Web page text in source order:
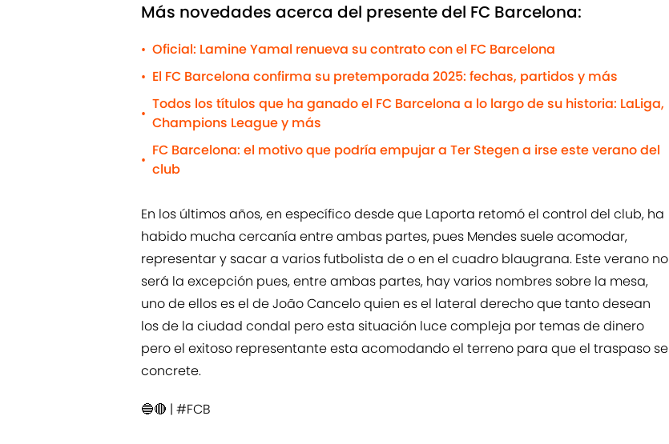
Más novedades acerca del presente del FC Barcelona:
• Oficial: Lamine Yamal renueva su contrato con el FC Barcelona
• El FC Barcelona confirma su pretemporada 2025: fechas, partidos y más
•
Todos los títulos que ha ganado el FC Barcelona a lo largo de su historia: LaLiga,
Champions League y más
•
FC Barcelona: el motivo que podría empujar a Ter Stegen a irse este verano del
club
En los últimos años, en específico desde que Laporta retomó el control del club, ha
habido mucha cercanía entre ambas partes, pues Mendes suele acomodar,
representar y sacar a varios futbolista de o en el cuadro blaugrana. Este verano no
será la excepción pues, entre ambas partes, hay varios nombres sobre la mesa,
uno de ellos es el de João Cancelo quien es el lateral derecho que tanto desean
los de la ciudad condal pero esta situación luce compleja por temas de dinero
pero el exitoso representante esta acomodando el terreno para que el traspaso se
concrete.
🔵🔴 | #FCB